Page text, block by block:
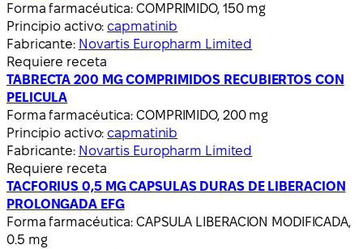
Forma farmacéutica: COMPRIMIDO, 150 mg
Principio activo: capmatinib
Fabricante: Novartis Europharm Limited
Requiere receta
TABRECTA 200 MG COMPRIMIDOS RECUBIERTOS CON
PELICULA
Forma farmacéutica: COMPRIMIDO, 200 mg
Principio activo: capmatinib
Fabricante: Novartis Europharm Limited
Requiere receta
TACFORIUS 0,5 MG CAPSULAS DURAS DE LIBERACION
PROLONGADA EFG
Forma farmacéutica: CAPSULA LIBERACION MODIFICADA,
0.5 mg